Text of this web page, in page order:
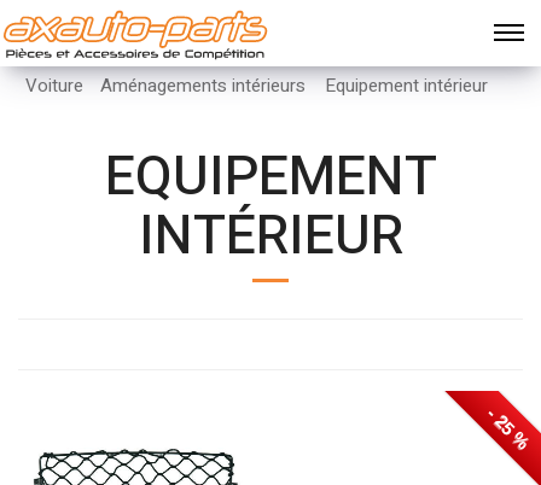
Voiture Aménagements intérieurs Equipement intérieur
EQUIPEMENT
INTÉRIEUR
- 25 %